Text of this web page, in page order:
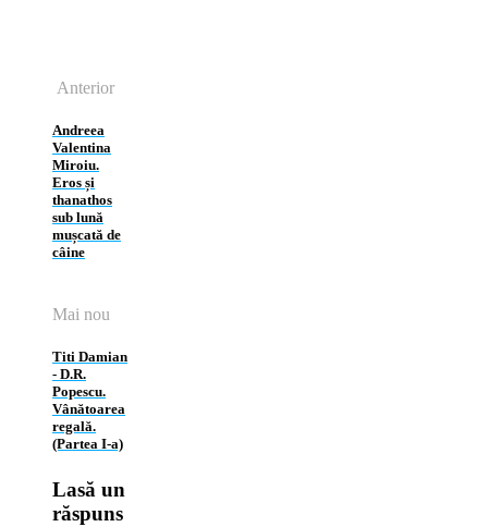
Anterior
Andreea
Valentina
Miroiu.
Eros și
thanathos
sub lună
mușcată de
câine
Mai nou
Titi Damian
‑ D.R.
Popescu.
Vânătoarea
regală.
(Partea I‑a)
Lasă un
răspuns